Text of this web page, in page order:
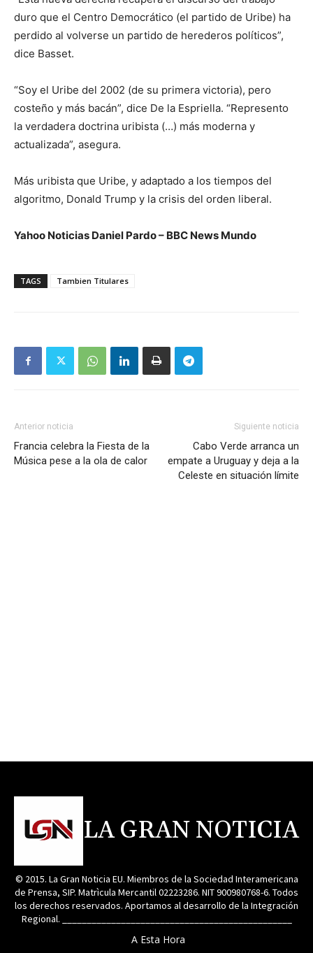
duro que el Centro Democrático (el partido de Uribe) ha
perdido al volverse un partido de herederos políticos”,
dice Basset.
“Soy el Uribe del 2002 (de su primera victoria), pero
costeño y más bacán”, dice De la Espriella. “Represento
la verdadera doctrina uribista (…) más moderna y
actualizada”, asegura.
Más uribista que Uribe, y adaptado a los tiempos del
algoritmo, Donald Trump y la crisis del orden liberal.
Yahoo Noticias Daniel Pardo – BBC News Mundo
TAGS Tambien Titulares
Anterior noticia
Francia celebra la Fiesta de la
Música pese a la ola de calor
Siguiente noticia
Cabo Verde arranca un
empate a Uruguay y deja a la
Celeste en situación límite
LA GRAN NOTICIA
© 2015. La Gran Noticia EU. Miembros de la Sociedad Interamericana
de Prensa, SIP. Matrìcula Mercantil 02223286. NIT 900980768-6. Todos
los derechos reservados. Aportamos al desarrollo de la Integración
Regional. _______________________________________________
A Esta Hora